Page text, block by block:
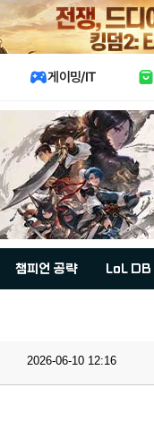
게이밍/IT
챔피언 공략 LoL DB
2026-06-10 12:16